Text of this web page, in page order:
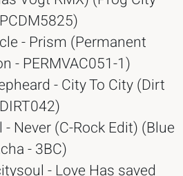
- Prism (Permanent
- PERMVAC051-1)
- City To City (Dirt
- Never (C-Rock Edit) (Blue
- 3BC)
- Love Has saved